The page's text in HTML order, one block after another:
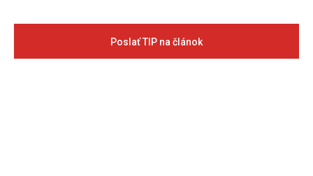
Poslať TIP na článok